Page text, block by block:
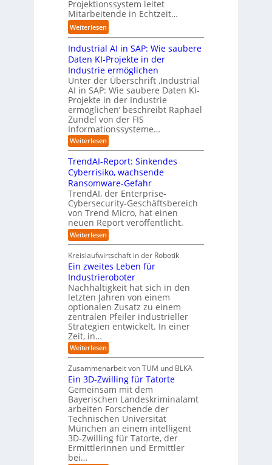
n
g
e
n
o
m
a
i
s
i
e
r
u
n
g
s
i
n
e
s
s
E
c
y
s
t
e
m
v
o
n
F
o
r
m
w
a
s
b
e
i
g
w
ä
c
h
s
t
w
e
i
t
e
r
g
t
M
i
s
s
r
a
u
e
n
g
e
g
e
n
ü
b
e
r
n
i
c
h
t
e
u
r
o
p
i
s
c
h
e
n
R
o
u
t
e
Projektionssystem leitet
Mitarbeitende in Echtzeit…
Weiterlesen:
L
a
r
s
h
l
f
t
b
e
i
d
e
r
O
r
i
e
n
t
i
e
r
u
n
g
Industrial AI in SAP: Wie saubere
Daten KI-Projekte in der
Industrie ermöglichen
Unter der Überschrift ‚Industrial
AI in SAP: Wie saubere Daten KI-
Projekte in der Industrie
ermöglichen‘ beschreibt Raphael
Zundel von der FIS
Informationssysteme…
Weiterlesen:
I
n
d
u
s
t
r
i
a
l
A
I
n
S
A
P
:
W
i
e
s
u
b
e
r
e
D
a
t
e
n
K
I
-
r
TrendAI-Report: Sinkendes
Cyberrisiko, wachsende
Ransomware-Gefahr
TrendAI, der Enterprise-
Cybersecurity-Geschäftsbereich
von Trend Micro, hat einen
neuen Report veröffentlicht.
Weiterlesen:
T
e
n
d
A
I
-
R
e
p
r
t
S
i
n
k
e
n
d
e
s
C
Kreislaufwirtschaft in der Robotik
Ein zweites Leben für
Industrieroboter
Nachhaltigkeit hat sich in den
letzten Jahren von einem
optionalen Zusatz zu einem
zentralen Pfeiler industrieller
Strategien entwickelt. In einer
Zeit, in…
Weiterlesen:
E
n
z
w
e
i
t
e
s
L
e
Zusammenarbeit von TUM und BLKA
Ein 3D-Zwilling für Tatorte
Gemeinsam mit dem
Bayerischen Landeskriminalamt
arbeiten Forschende der
Technischen Universität
München an einem intelligent
3D-Zwilling für Tatorte, der
Ermittlerinnen und Ermittler
bei…